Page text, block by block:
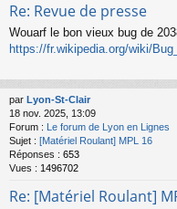
Re: Revue de presse
Wouarf le bon vieux bug de
https://fr.wikipedia.org/wiki/
par Lyon-St-Clair
18 nov. 2025, 13:09
Forum : Le forum de Lyon en Lignes
Sujet : [Matériel Roulant] MPL 16
Réponses : 653
Vues : 1496702
Re: [Matériel Roulant]